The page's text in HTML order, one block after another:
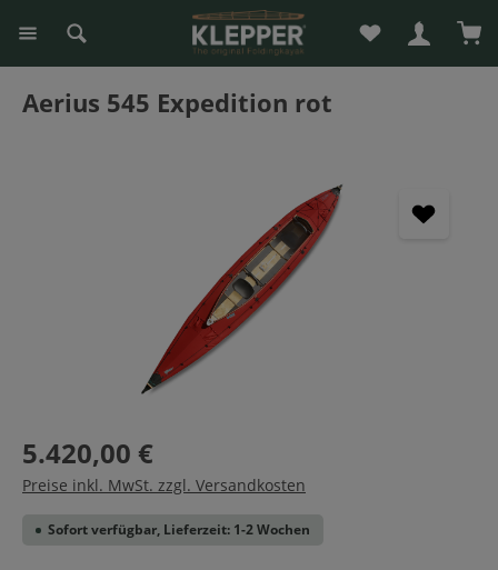
springen Du hast 0
Aerius 545 Expedition rot
5.420,00 €
Preise inkl. MwSt. zzgl. Versandkosten
Sofort verfügbar, Lieferzeit: 1-2 Wochen